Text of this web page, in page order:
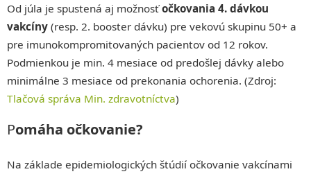
Od júla je spustená aj možnosťočkovania 4. dávkou
vakcíny (resp. 2. booster dávku) pre vekovú skupinu 50+ a
pre imunokompromitovaných pacientov od 12 rokov.
Podmienkou je min. 4 mesiace od predošlej dávky alebo
minimálne 3 mesiace od prekonania ochorenia. (Zdroj:
Tlačová správa Min. zdravotníctva)
Pomáha očkovanie?
Na základe epidemiologických štúdií očkovanie vakcínami